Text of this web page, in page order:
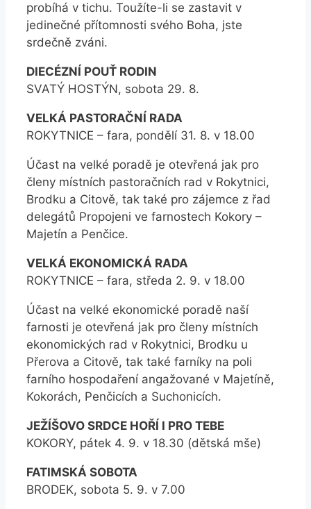
probíhá v tichu. Toužíte-li se zastavit v
jedinečné přítomnosti svého Boha, jste
srdečně zváni.
DIECÉZNÍ POUŤ RODIN
SVATÝ HOSTÝN, sobota 29. 8.
VELKÁ PASTORAČNÍ RADA
ROKYTNICE – fara, pondělí 31. 8. v 18.00
Účast na velké poradě je otevřená jak pro
členy místních pastoračních rad v Rokytnici,
Brodku a Citově, tak také pro zájemce z řad
delegátů Propojeni ve farnostech Kokory –
Majetín a Penčice.
VELKÁ EKONOMICKÁ RADA
ROKYTNICE – fara, středa 2. 9. v 18.00
Účast na velké ekonomické poradě naší
farnosti je otevřená jak pro členy místních
ekonomických rad v Rokytnici, Brodku u
Přerova a Citově, tak také farníky na poli
farního hospodaření angažované v Majetíně,
Kokorách, Penčicích a Suchonicích.
JEŽÍŠOVO SRDCE HOŘÍ I PRO TEBE
KOKORY, pátek 4. 9. v 18.30 (dětská mše)
FATIMSKÁ SOBOTA
BRODEK, sobota 5. 9. v 7.00